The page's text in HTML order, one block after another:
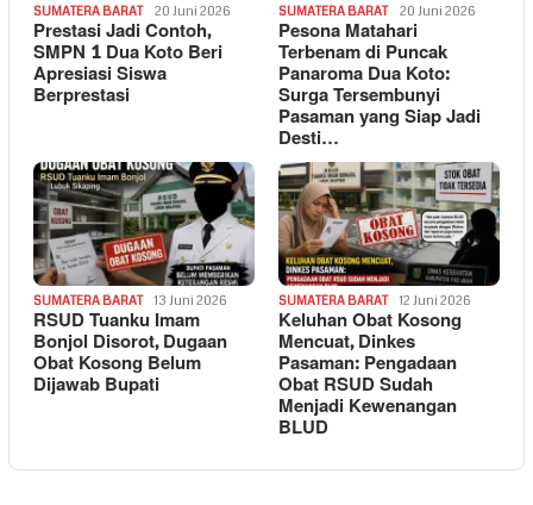
SUMATERA BARAT 20 Juni 2026
Prestasi Jadi Contoh,
SMPN 1 Dua Koto Beri
Apresiasi Siswa
Berprestasi
SUMATERA BARAT 20 Juni 2026
Pesona Matahari
Terbenam di Puncak
Panaroma Dua Koto:
Surga Tersembunyi
Pasaman yang Siap Jadi
Desti…
SUMATERA BARAT 13 Juni 2026
RSUD Tuanku Imam
Bonjol Disorot, Dugaan
Obat Kosong Belum
Dijawab Bupati
SUMATERA BARAT 12 Juni 2026
Keluhan Obat Kosong
Mencuat, Dinkes
Pasaman: Pengadaan
Obat RSUD Sudah
Menjadi Kewenangan
BLUD